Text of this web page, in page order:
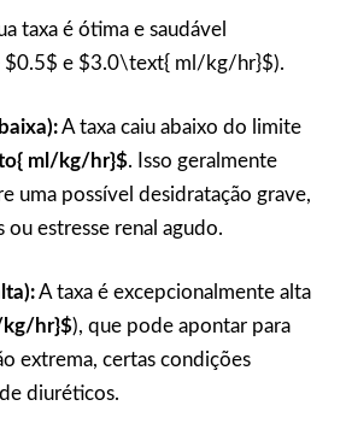
taxa é ótima e saudável
$0.5$ e $3.0\text{ ml/kg/hr}$).
A taxa caiu abaixo do limite
ml/kg/hr}$. Isso geralmente
uma possível desidratação grave,
estresse renal agudo.
A taxa é excepcionalmente alta
hr}$), que pode apontar para
extrema, certas condições
diuréticos.